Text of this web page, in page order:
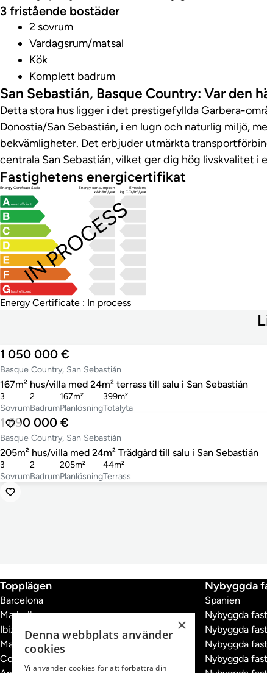
3 fristående bostäder
2 sovrum
Vardagsrum/matsal
Kök
Komplett badrum
San Sebastián, Basque Country: Var den
Detta stora hus ligger i det prestigefyllda Garbera-
Donostia/San Sebastián, i en lugn och naturlig miljö,
bekvämligheter. Det erbjuder utmärkta
centrala San Sebastián, vilket ger dig hög livskvalitet i
Fastighetens energicertifikat
Energy Certificate Scale
Energy consumption
kWh/m²/year
Emissions
kg CO₂/m²/year
most efficient
least efficient
IN PROCESS
Energy Certificate : In process
1 050 000 €
Basque Country, San Sebastián
167m² hus/villa med 24m² terrass till salu i San Sebastián
Sovrum
3
Badrum
2
Planlösning
167m²
Totalyta
399m²
1 690 000 €
Basque Country, San Sebastián
205m² hus/villa med 24m² Trädgård till salu i San Sebastián
Sovrum
3
Badrum
2
Planlösning
205m²
Terrass
44m²
Topplägen
Barcelona
Marbella
Ibiza
Madrid
Costa Brava
Nybyggda
Spanien
Nybyggda
Nybyggda
Nybyggda
Nybyggda
×
Denna webbplats använder
cookies
Vi använder cookies för att förbättra din